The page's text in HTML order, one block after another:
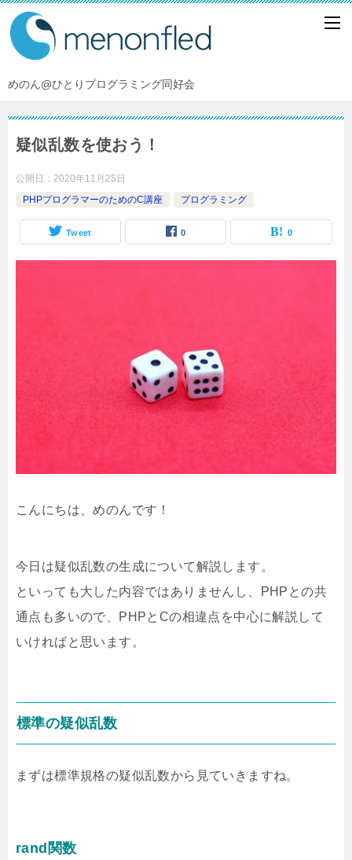
めのん@ひとりプログラミング同好会
疑似乱数を使おう！
公開日： 2020年11月25日
PHPプログラマーのためのC講座
プログラミング
Tweet 0 0
こんにちは、めのんです！
今日は疑似乱数の生成について解説します。
といっても大した内容ではありませんし、PHPとの共
通点も多いので、PHPとCの相違点を中心に解説して
いければと思います。
標準の疑似乱数
まずは標準規格の疑似乱数から見ていきますね。
rand関数